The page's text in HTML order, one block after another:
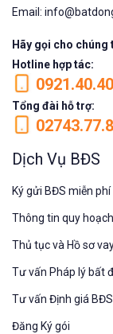
Email:
Hãy gọi cho
Hotline hợp tác:
Tổng đài hỗ trợ:
Dịch Vụ BĐS
Ký gửi BĐS miễn phí
Thông tin quy hoạch
Thủ tục và Hồ sơ
Tư vấn Pháp lý bất
Tư vấn Định giá BĐS
Đăng Ký gói